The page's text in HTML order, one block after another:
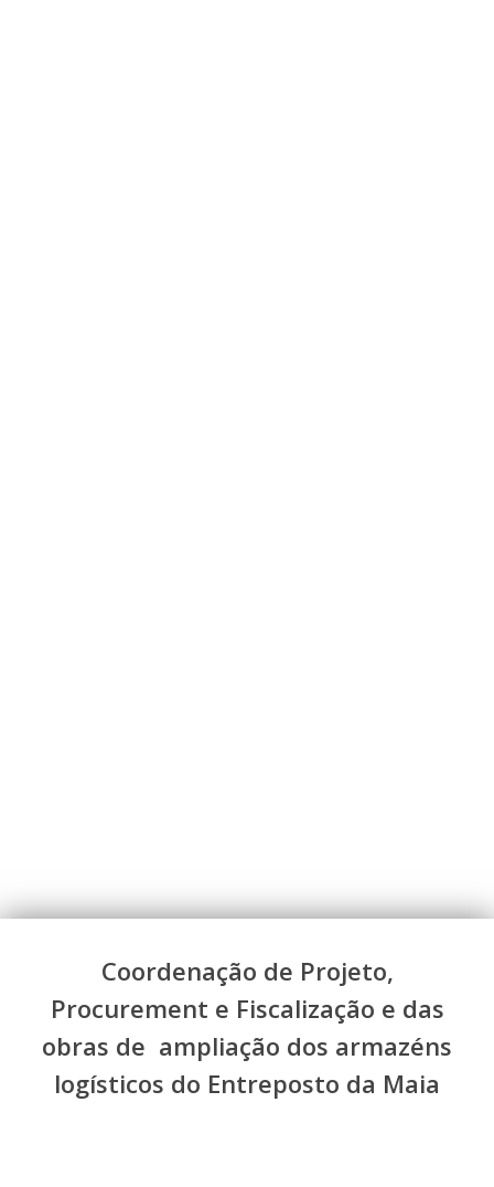
Coordenação de Projeto,
Procurement e Fiscalização e das
obras de ampliação dos armazéns
logísticos do Entreposto da Maia